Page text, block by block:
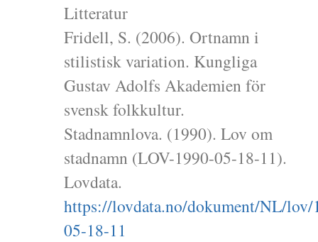
Litteratur
Fridell, S. (2006). Ortnamn i
stilistisk variation. Kungliga
Gustav Adolfs Akademien för
svensk folkkultur.
Stadnamnlova. (1990). Lov om
stadnamn (LOV-1990-05-18-11).
Lovdata.
https://lovdata.no/dokument/NL/lov/
05-18-11